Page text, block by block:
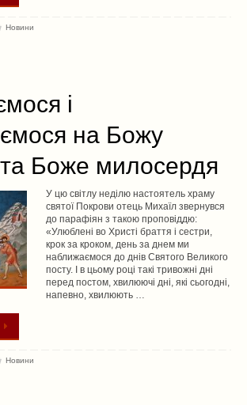
Новини
і
на Божу
та Боже милосердя
У цю світлу неділю настоятель храму
святої Покрови отець Михаїл звернувся
до парафіян з такою проповіддю:
«Улюблені во Христі браття і сестри,
крок за кроком, день за днем ми
наближаємося до днів Святого Великого
посту. І в цьому році такі тривожні дні
перед постом, хвилюючі дні, які сьогодні,
напевно, хвилюють …
Новини